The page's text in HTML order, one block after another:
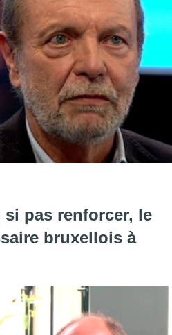
l'article "Selon Alain Hutchinson
pas renforcer, le
bruxellois à